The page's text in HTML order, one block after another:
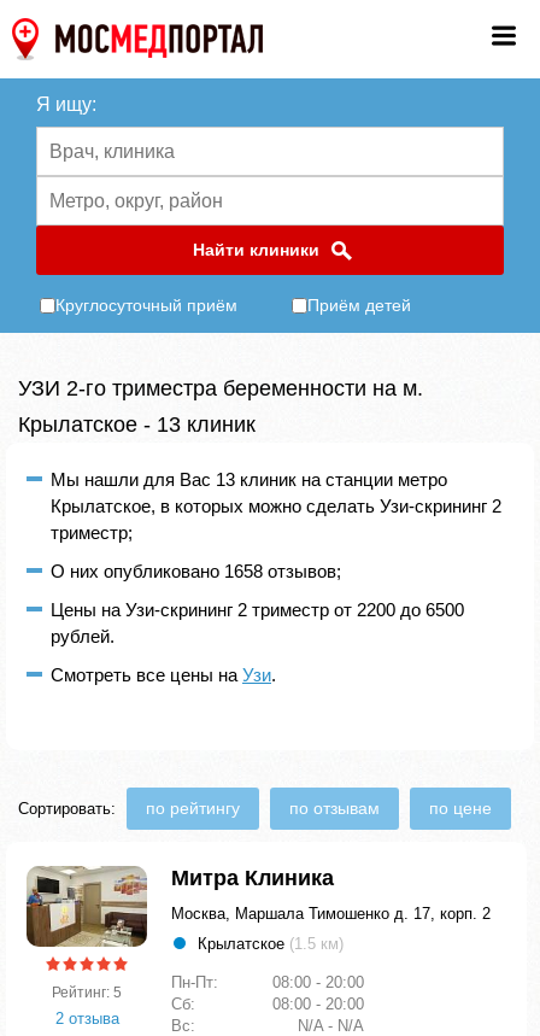
Я ищу:
Найти клиники
Круглосуточный приём Приём детей
УЗИ 2-го триместра беременности на м.
Крылатское - 13 клиник
Мы нашли для Вас 13 клиник на станции метро
Крылатское, в которых можно сделать Узи-скрининг 2
триместр;
О них опубликовано 1658 отзывов;
Цены на Узи-скрининг 2 триместр от 2200 до 6500
рублей.
Смотреть все цены на Узи.
Сортировать: по рейтингу по отзывам по цене
Рейтинг: 5
2 отзыва
Митра Клиника
Москва, Маршала Тимошенко д. 17, корп. 2
Крылатское (1.5 км)
Пн-Пт:
08:00 - 20:00
Сб:
08:00 - 20:00
Вс:
N/A - N/A